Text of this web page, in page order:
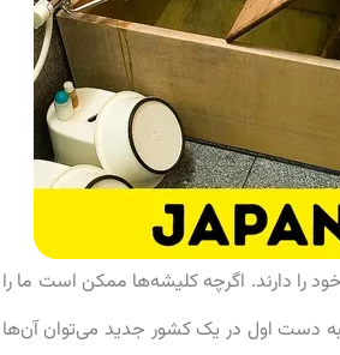
خود را دارند. اگرچه کلیشه‌ها ممکن است ما را
دست اول در یک کشور جدید می‌توان آ‌ن‌ها